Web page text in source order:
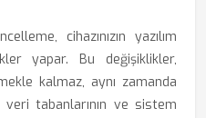
cihazınızın yazılım
yapar. Bu değişiklikler,
kalmaz, aynı zamanda
tabanlarının ve sistem